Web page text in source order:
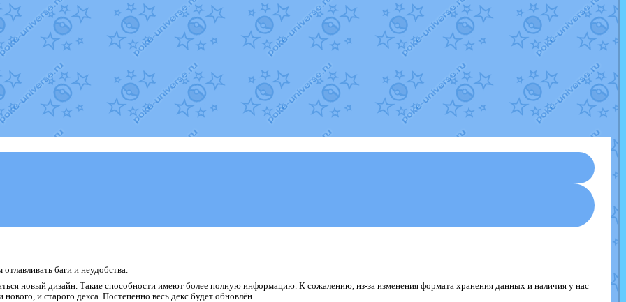
баги и неудобства.
новый дизайн. Такие способности имеют более полную информацию. К сожалению, из-за изменения формата хранения данных и наличия у нас
и старого декса. Постепенно весь декс будет обновлён.